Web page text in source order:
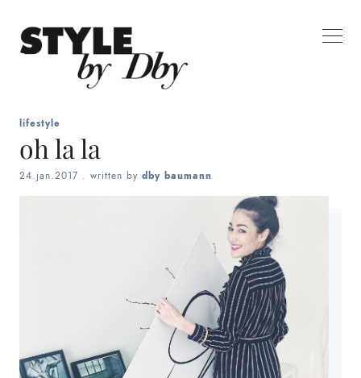
lifestyle
oh la la
24.jan.2017 . written by dby baumann